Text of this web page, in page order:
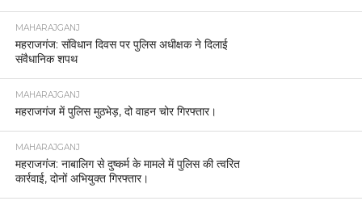
MAHARAJGANJ
महराजगंज: संविधान दिवस पर पुलिस अधीक्षक ने दिलाई
संवैधानिक शपथ
MAHARAJGANJ
महराजगंज में पुलिस मुठभेड़, दो वाहन चोर गिरफ्तार।
MAHARAJGANJ
महराजगंज: नाबालिग से दुष्कर्म के मामले में पुलिस की त्वरित
कार्रवाई, दोनों अभियुक्त गिरफ्तार।